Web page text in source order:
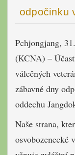
odpočinku
Pchjongjang,
(KCNA) –
válečných
zábavné dny
oddechu
Naše strana,
osvobozenecké